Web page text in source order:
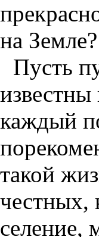
на Земле?
Пусть
известны
каждый
такой
честных,
селение,